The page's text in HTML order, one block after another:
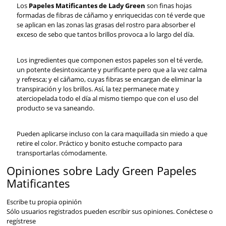
Los Papeles Matificantes de Lady Green son finas hojas
formadas de fibras de cáñamo y enriquecidas con té verde que
se aplican en las zonas las grasas del rostro para absorber el
exceso de sebo que tantos brillos provoca a lo largo del día.
Los ingredientes que componen estos papeles son el té verde,
un potente desintoxicante y purificante pero que a la vez calma
y refresca; y el cáñamo, cuyas fibras se encargan de eliminar la
transpiración y los brillos. Así, la tez permanece mate y
aterciopelada todo el día al mismo tiempo que con el uso del
producto se va saneando.
Pueden aplicarse incluso con la cara maquillada sin miedo a que
retire el color. Práctico y bonito estuche compacto para
transportarlas cómodamente.
Opiniones sobre Lady Green Papeles
Matificantes
Escribe tu propia opinión
Sólo usuarios registrados pueden escribir sus opiniones.Conécteseo
regístrese